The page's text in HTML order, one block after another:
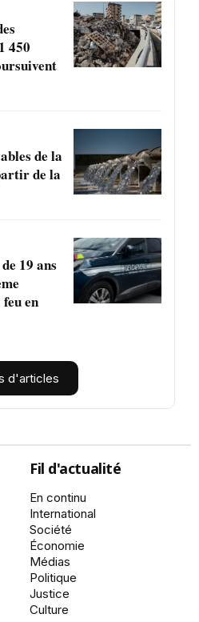
450
de la
de la
19 ans
en
d'articles
Fil d'actualité
En continu
International
Société
Économie
Médias
Politique
Justice
Culture